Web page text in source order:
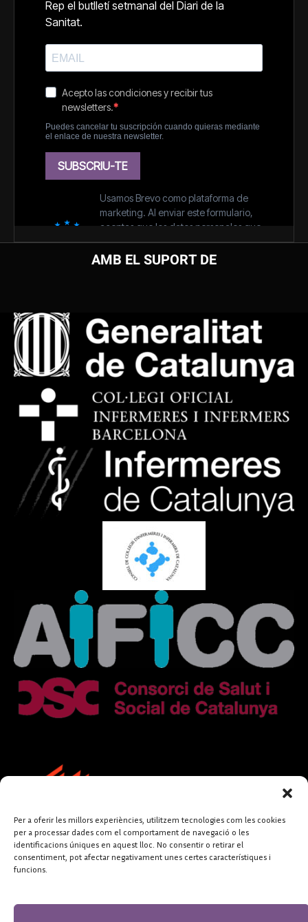
Per a oferir les millors experiències, utilitzem tecnologies com les cookies
per a processar dades com el comportament de navegació o les
identificacions úniques en aquest lloc. No consentir o retirar el
consentiment, pot afectar negativament unes certes característiques i
funcions.
AMB EL SUPORT DE
FUNDACIÓ